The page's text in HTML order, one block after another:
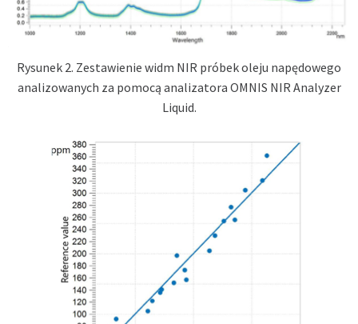
Rysunek 2. Zestawienie widm NIR próbek oleju napędowego
analizowanych za pomocą analizatora OMNIS NIR Analyzer
Liquid.